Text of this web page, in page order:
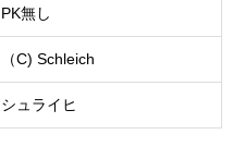
PK無し
（C) Schleich
シュライヒ